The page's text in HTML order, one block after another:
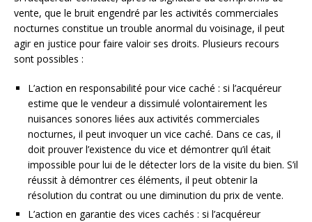
vente, que le bruit engendré par les activités commerciales
nocturnes constitue un trouble anormal du voisinage, il peut
agir en justice pour faire valoir ses droits. Plusieurs recours
sont possibles :
L’action en responsabilité pour vice caché : si l’acquéreur
estime que le vendeur a dissimulé volontairement les
nuisances sonores liées aux activités commerciales
nocturnes, il peut invoquer un vice caché. Dans ce cas, il
doit prouver l’existence du vice et démontrer qu’il était
impossible pour lui de le détecter lors de la visite du bien. S’il
réussit à démontrer ces éléments, il peut obtenir la
résolution du contrat ou une diminution du prix de vente.
L’action en garantie des vices cachés : si l’acquéreur